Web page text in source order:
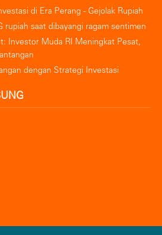
di Era Perang - Gejolak Rupiah
rupiah saat dibayangi ragam sentimen
Investor Muda RI Meningkat Pesat,
dengan Strategi Investasi